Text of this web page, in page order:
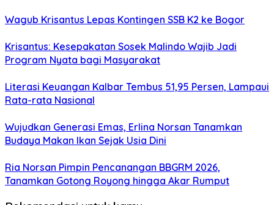
Wagub Krisantus Lepas Kontingen SSB K2 ke Bogor
Krisantus: Kesepakatan Sosek Malindo Wajib Jadi
Program Nyata bagi Masyarakat
Literasi Keuangan Kalbar Tembus 51,95 Persen, Lampaui
Rata-rata Nasional
Wujudkan Generasi Emas, Erlina Norsan Tanamkan
Budaya Makan Ikan Sejak Usia Dini
Ria Norsan Pimpin Pencanangan BBGRM 2026,
Tanamkan Gotong Royong hingga Akar Rumput